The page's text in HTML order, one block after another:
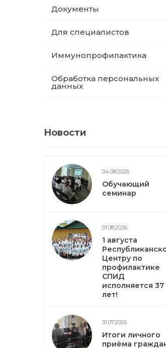
Документы
Для специалистов
Иммунопрофилактика
Обработка персональных
данных
Новости
04.08.2026
Обучающий
семинар
01.08.2026
1 августа
Центру по
профилактике
СПИД
исполняется 37
лет!
31.07.2026
Итоги личного
приёма